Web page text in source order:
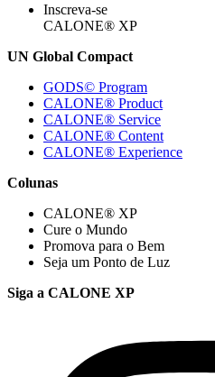
Inscreva-se
CALONE® XP
UN Global Compact
GODS© Program
CALONE® Product
CALONE® Service
CALONE® Content
CALONE® Experience
Colunas
CALONE® XP
Cure o Mundo
Promova para o Bem
Seja um Ponto de Luz
Siga a CALONE XP